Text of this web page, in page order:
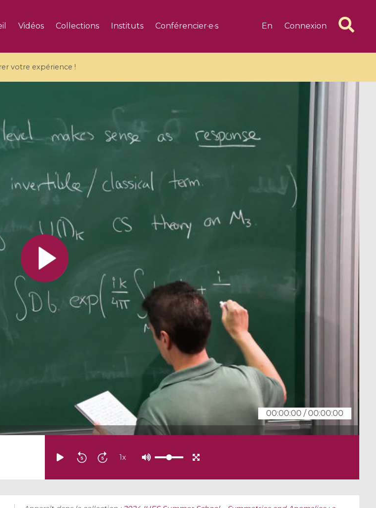
Vidéos Collections Instituts Conférencier·e·s En Connexion
votre expérience !
5 videos
de
6 videos
geometry / Géométrie algébrique
et géométrie complexe
CIMPA-CIRM Fellowships «
Research in Residence »
Introduction to Dissipative
Dynamical Systems in Infinite
Dimensions and Their
Applications
Toutes les collections
Tous les instituts
00:00:00 /00:00:00
1x